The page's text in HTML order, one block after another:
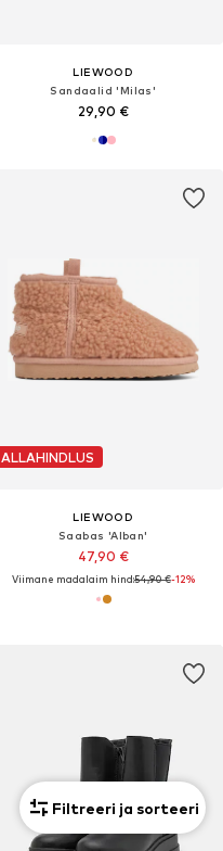
LIEWOOD
Sandaalid 'Milas'
29,90 €
ALLAHINDLUS
LIEWOOD
Saabas 'Alban'
47,90 €
Viimane madalaim hind:54,90 €-12%
Filtreeri ja sorteeri